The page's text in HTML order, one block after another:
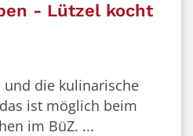
- Lützel kocht
die kulinarische
ist möglich beim
im BüZ. ...